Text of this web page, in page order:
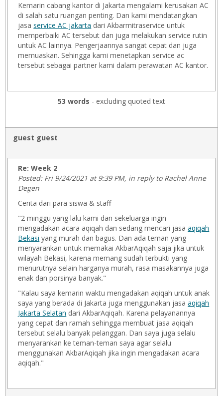
Kemarin cabang kantor di Jakarta mengalami kerusakan AC
di salah satu ruangan penting. Dan kami mendatangkan
jasaservice AC jakarta dari Akbarmitraservice untuk
memperbaiki AC tersebut dan juga melakukan service rutin
untuk AC lainnya. Pengerjaannya sangat cepat dan juga
memuaskan. Sehingga kami menetapkan service ac
tersebut sebagai partner kami dalam perawatan AC kantor.
53 words - excluding quoted text
guest guest
Re: Week 2
Posted: Fri 9/24/2021 at 9:39 PM, in reply to Rachel Anne
Degen
Cerita dari para siswa & staff
"2 minggu yang lalu kami dan sekeluarga ingin
mengadakan acara aqiqah dan sedang mencari jasaaqiqah
Bekasi yang murah dan bagus. Dan ada teman yang
menyarankan untuk memakai AkbarAqiqah saja jika untuk
wilayah Bekasi, karena memang sudah terbukti yang
menurutnya selain harganya murah, rasa masakannya juga
enak dan porsinya banyak."
"Kalau saya kemarin waktu mengadakan aqiqah untuk anak
saya yang berada di Jakarta juga menggunakan jasaaqiqah
Jakarta Selatan dari AkbarAqiqah. Karena pelayanannya
yang cepat dan ramah sehingga membuat jasa aqiqah
tersebut selalu banyak pelanggan. Dan saya juga selalu
menyarankan ke teman-teman saya agar selalu
menggunakan AkbarAqiqah jika ingin mengadakan acara
aqiqah."